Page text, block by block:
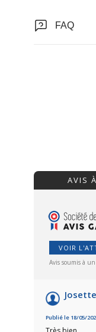
FAQ
AVIS
VOIR
Avis soumis à
Publié le 18/05/